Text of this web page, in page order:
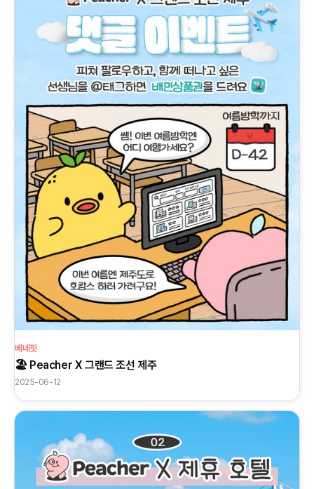
베네핏
🏖️ Peacher X 그랜드 조선 제주
2025-06-12